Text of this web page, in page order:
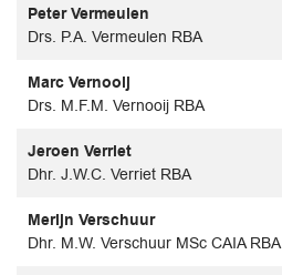
Peter Vermeulen
Drs. P.A. Vermeulen RBA
Marc Vernooij
Drs. M.F.M. Vernooij RBA
Jeroen Verriet
Dhr. J.W.C. Verriet RBA
Merijn Verschuur
Dhr. M.W. Verschuur MSc CAIA RBA